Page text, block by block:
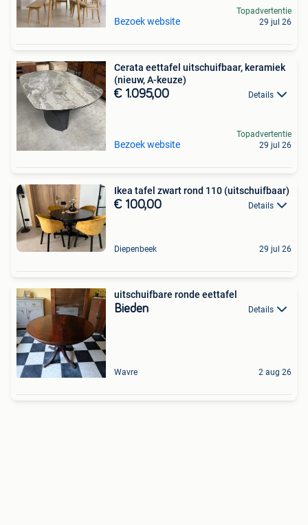
Bezoek website
Topadvertentie
29 jul 26
Cerata eettafel uitschuifbaar, keramiek
(nieuw, A-keuze)
€ 1.095,00 Details
Bezoek website
Topadvertentie
29 jul 26
Ikea tafel zwart rond 110 (uitschuifbaar)
€ 100,00 Details
Diepenbeek 29 jul 26
uitschuifbare ronde eettafel
Bieden Details
Wavre 2 aug 26